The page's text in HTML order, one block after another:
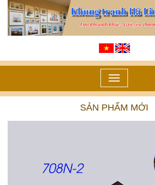
Toggle
navigation
SẢN PHẨM MỚI